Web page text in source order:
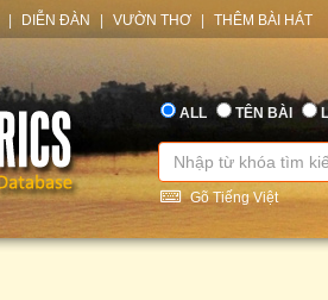
DIỄN ĐÀN VƯỜN THƠ THÊM BÀI HÁT
ALL TÊN BÀI
Gõ Tiếng Việt